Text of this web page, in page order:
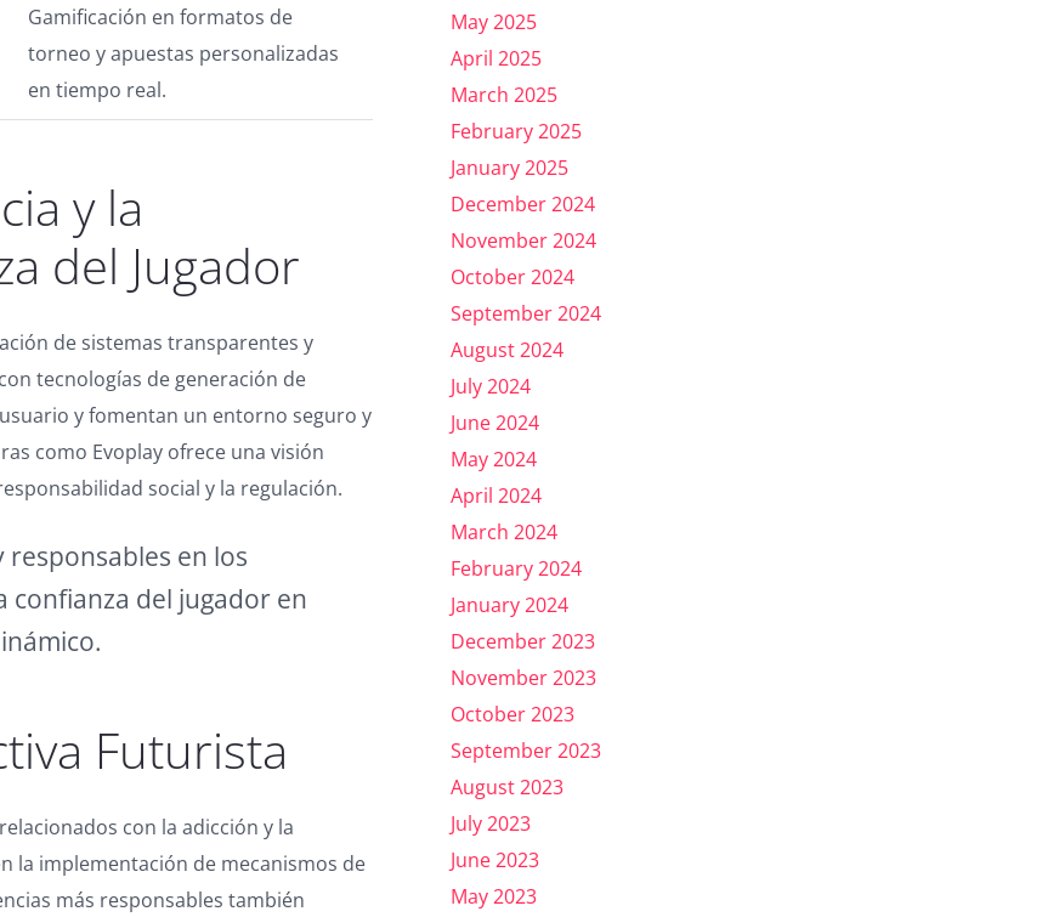
Gamificación en formatos de
torneo y apuestas personalizadas
en tiempo real.
y la
del Jugador
de sistemas transparentes y
tecnologías de generación de
y fomentan un entorno seguro y
como Evoplay ofrece una visión
social y la regulación.
responsables en los
confianza del jugador en
Futurista
con la adicción y la
la implementación de mecanismos de
más responsables también
May 2025
April 2025
March 2025
February 2025
January 2025
December 2024
November 2024
October 2024
September 2024
August 2024
July 2024
June 2024
May 2024
April 2024
March 2024
February 2024
January 2024
December 2023
November 2023
October 2023
September 2023
August 2023
July 2023
June 2023
May 2023